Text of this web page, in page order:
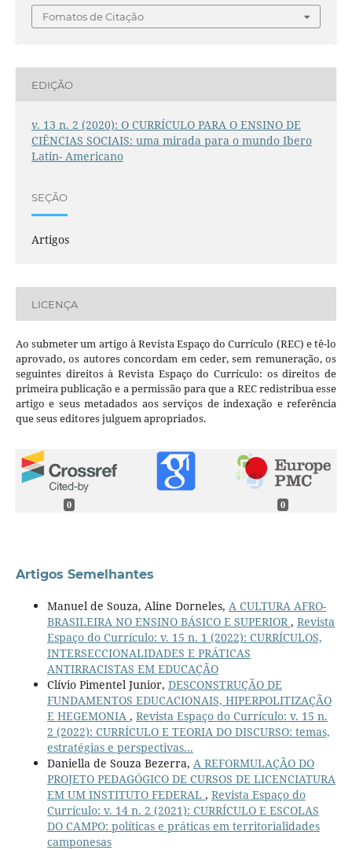
Fomatos de Citação
EDIÇÃO
v. 13 n. 2 (2020): O CURRÍCULO PARA O ENSINO DE
CIÊNCIAS SOCIAIS: uma mirada para o mundo Ibero
Latin- Americano
SEÇÃO
Artigos
LICENÇA
Ao submeter um artigo à Revista Espaço do Currículo (REC) e tê-lo
aprovado, os autores concordam em ceder, sem remuneração, os
seguintes direitos à Revista Espaço do Currículo: os direitos de
primeira publicação e a permissão para que a REC redistribua esse
artigo e seus metadados aos serviços de indexação e referência
que seus editores julguem apropriados.
0 0
Artigos Semelhantes
Manuel de Souza, Aline Dorneles, A CULTURA AFRO-
BRASILEIRA NO ENSINO BÁSICO E SUPERIOR, Revista
Espaço do Currículo: v. 15 n. 1 (2022): CURRÍCULOS,
INTERSECCIONALIDADES E PRÁTICAS
ANTIRRACISTAS EM EDUCAÇÃO
Clívio Pimentel Junior, DESCONSTRUÇÃO DE
FUNDAMENTOS EDUCACIONAIS, HIPERPOLITIZAÇÃO
E HEGEMONIA , Revista Espaço do Currículo: v. 15 n.
2 (2022): CURRÍCULO E TEORIA DO DISCURSO: temas,
estratégias e perspectivas...
Daniella de Souza Bezerra, A REFORMULAÇÃO DO
PROJETO PEDAGÓGICO DE CURSOS DE LICENCIATURA
EM UM INSTITUTO FEDERAL , Revista Espaço do
Currículo: v. 14 n. 2 (2021): CURRÍCULO E ESCOLAS
DO CAMPO: políticas e práticas em territorialidades
camponesas